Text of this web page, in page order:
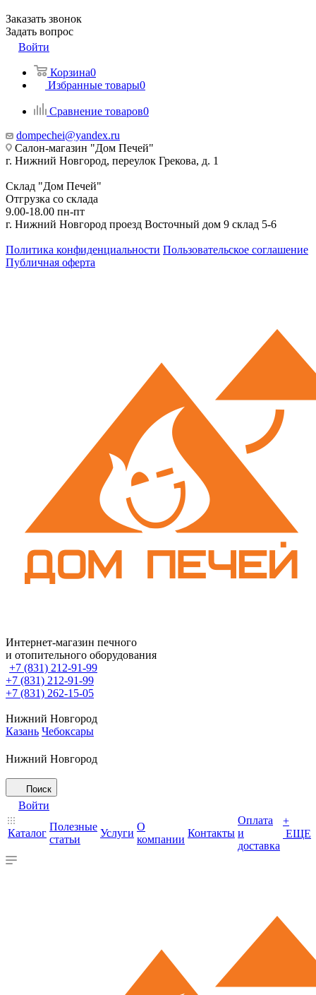
Заказать звонок
Задать вопрос
Войти
Корзина0
Избранные товары0
Сравнение товаров0
dompechei@yandex.ru
Салон-магазин "Дом Печей"
г. Нижний Новгород, переулок Грекова, д. 1
Склад "Дом Печей"
Отгрузка со склада
9.00-18.00 пн-пт
г. Нижний Новгород проезд Восточный дом 9 склад 5-6
Политика конфиденциальности Пользовательское соглашение
Публичная оферта
Интернет-магазин печного
и отопительного оборудования
+7 (831) 212-91-99
+7 (831) 212-91-99
+7 (831) 262-15-05
Нижний Новгород
Казань Чебоксары
Нижний Новгород
Поиск
Войти
Каталог
Полезные
статьи
Услуги
О
компании
Контакты
Оплата
и
доставка
+
ЕЩЕ